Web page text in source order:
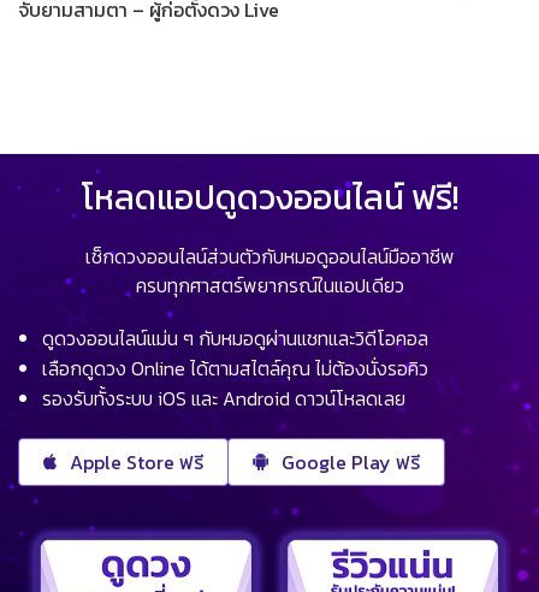
จับยามสามตา – ผู้ก่อตั้งดวง Live
โหลดแอปดูดวงออนไลน์ ฟรี!
เช็กดวงออนไลน์ส่วนตัวกับหมอดูออนไลน์มืออาชีพ
ครบทุกศาสตร์พยากรณ์ในแอปเดียว
ดูดวงออนไลน์แม่น ๆ กับหมอดูผ่านแชทและวิดีโอคอล
เลือกดูดวง Online ได้ตามสไตล์คุณ ไม่ต้องนั่งรอคิว
รองรับทั้งระบบ iOS และ Android ดาวน์โหลดเลย
Apple Store ฟรี Google Play ฟรี